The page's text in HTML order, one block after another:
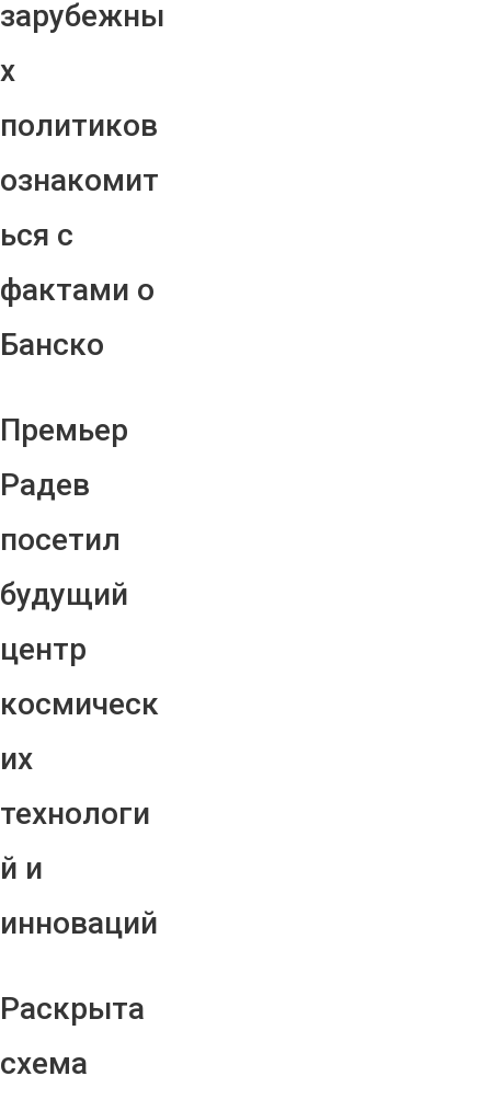
зарубежны
х
политиков
ознакомит
ься с
фактами о
Банско
Премьер
Радев
посетил
будущий
центр
космическ
их
технологи
й и
инноваций
Раскрыта
схема